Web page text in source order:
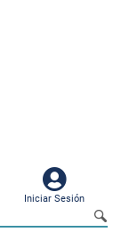
Iniciar Sesión